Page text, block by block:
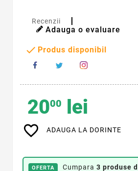
Recenzii
Adauga o evaluare
 Produs disponibil
2000 lei
favorite_border ADAUGA LA DORINTE
OFERTA Cumpara 3 produse